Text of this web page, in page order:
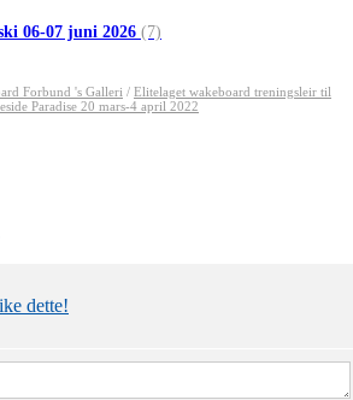
06-07 juni 2026 (7)
Forbund 's Galleri / Elitelaget wakeboard treningsleir til
Paradise 20 mars-4 april 2022
dette!